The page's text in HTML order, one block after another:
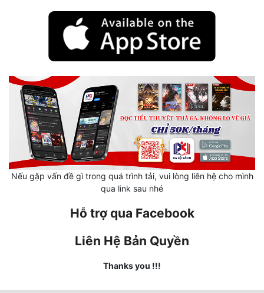
Lịch Sử
Mưu Mô
Mạt Thế
Mỹ Thực
Ngôn Tình
Nếu gặp vấn đề gì trong quá trình tải, vui lòng liên hệ cho mình
qua link sau nhé
Hỗ trợ qua Facebook
Liên Hệ Bản Quyền
Thanks you !!!